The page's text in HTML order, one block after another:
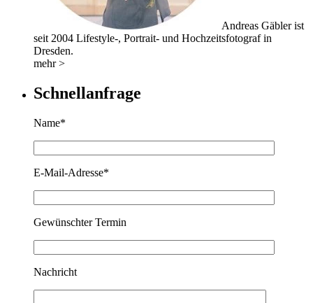
Andreas Gäbler ist
seit 2004 Lifestyle-, Portrait- und Hochzeitsfotograf in
Dresden.
mehr >
Schnellanfrage
Name*
E-Mail-Adresse*
Gewünschter Termin
Nachricht